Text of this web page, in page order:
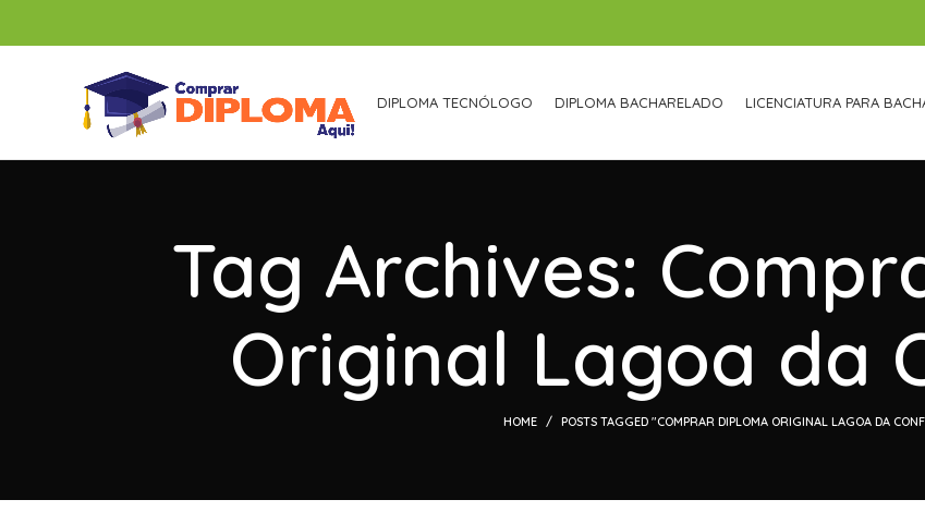
DIPLOMA TECNÓLOGO DIPLOMA BACHARELADO LICENCIATURA PARA
Tag Archives:
Original Lagoa da
HOME POSTS TAGGED "COMPRAR DIPLOMA ORIGINAL LAGOA DA